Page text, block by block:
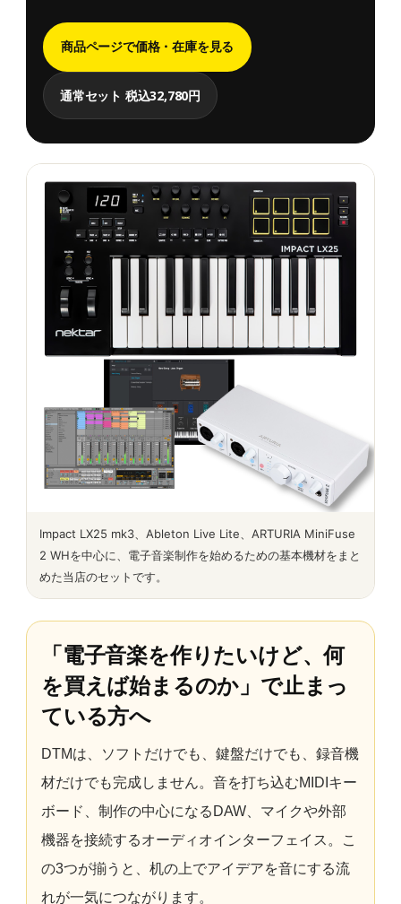
商品ページで価格・在庫を見る
通常セット 税込32,780円
Impact LX25 mk3、Ableton Live Lite、ARTURIA MiniFuse
2 WHを中心に、電子音楽制作を始めるための基本機材をまと
めた当店のセットです。
「電子音楽を作りたいけど、何
を買えば始まるのか」で止まっ
ている方へ
DTMは、ソフトだけでも、鍵盤だけでも、録音機
材だけでも完成しません。音を打ち込むMIDIキー
ボード、制作の中心になるDAW、マイクや外部
機器を接続するオーディオインターフェイス。こ
の3つが揃うと、机の上でアイデアを音にする流
れが一気につながります。